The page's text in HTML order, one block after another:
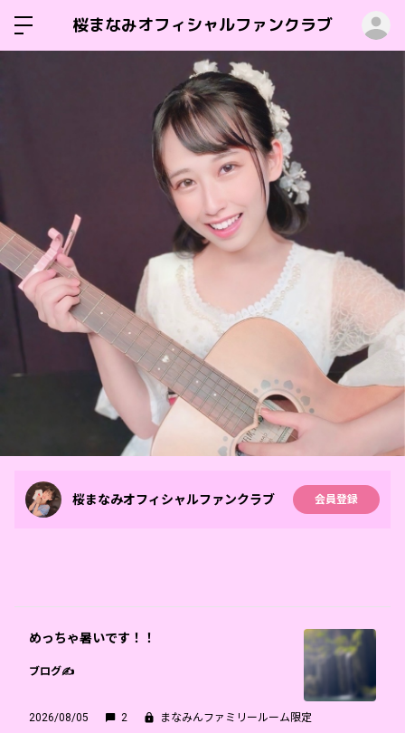
桜まなみオフィシャルファンクラブ
桜まなみオフィシャルファンクラブ 会員登録
めっちゃ暑いです！！
ブログ✍️
2026/08/05 2 まなみんファミリールーム限定